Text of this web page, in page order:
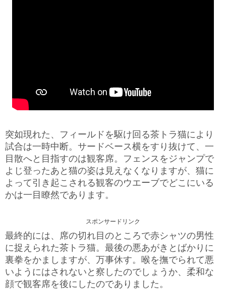
突如現れた、フィールドを駆け回る茶トラ猫により
試合は一時中断。サードベース横をすり抜けて、一
目散へと目指すのは観客席。フェンスをジャンプで
よじ登ったあと猫の姿は見えなくなりますが、猫に
よって引き起こされる観客のウエーブでどこにいる
かは一目瞭然であります。
スポンサードリンク
最終的には、席の切れ目のところで赤シャツの男性
に捉えられた茶トラ猫。最後の悪あがきとばかりに
裏拳をかましますが、万事休す。喉を撫でられて悪
いようにはされないと察したのでしょうか、柔和な
顔で観客席を後にしたのでありました。